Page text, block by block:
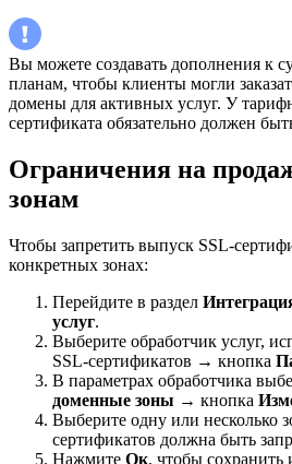
Вы можете создавать дополнения к
планам, чтобы клиенты могли
домены для активных услуг. У
сертификата обязательно должен
Ограничения на
зонам
Чтобы запретить выпуск SSL-
конкретных зонах:
Перейдите в раздел
услуг.
Выберите обработчик услуг,
SSL-сертификатов → кнопка
В параметрах обработчика
доменные зоны → кнопка
Выберите одну или несколько
сертификатов должна быть
Нажмите Ок, чтобы сохранить